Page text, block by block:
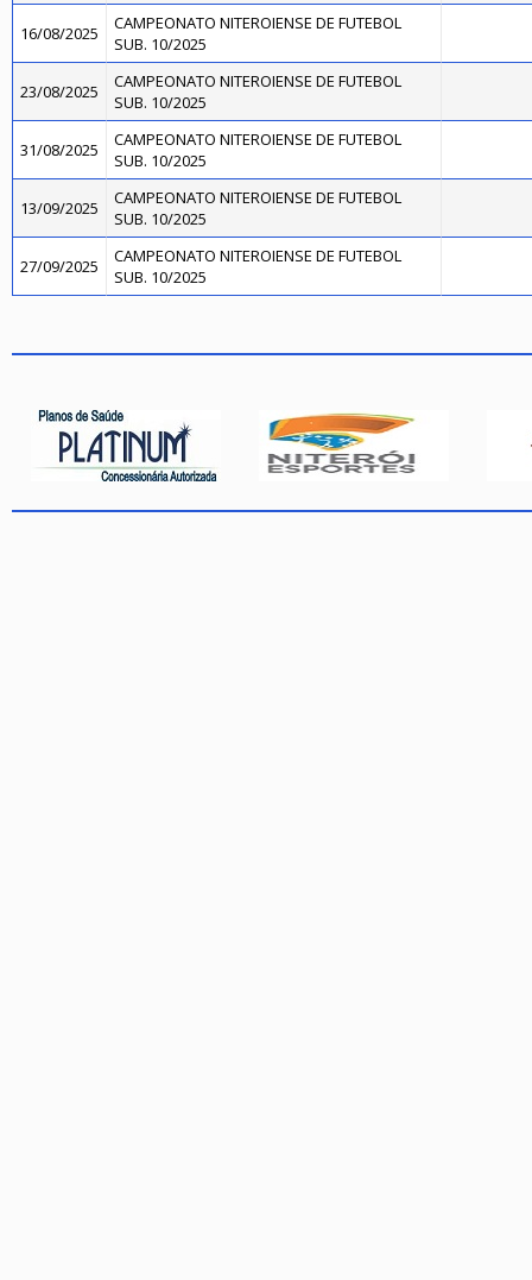
16/08/2025
CAMPEONATO NITEROIENSE DE FUTEBOL
SUB. 10/2025
23/08/2025
CAMPEONATO NITEROIENSE DE FUTEBOL
SUB. 10/2025
31/08/2025
CAMPEONATO NITEROIENSE DE FUTEBOL
SUB. 10/2025
13/09/2025
CAMPEONATO NITEROIENSE DE FUTEBOL
SUB. 10/2025
27/09/2025
CAMPEONATO NITEROIENSE DE FUTEBOL
SUB. 10/2025